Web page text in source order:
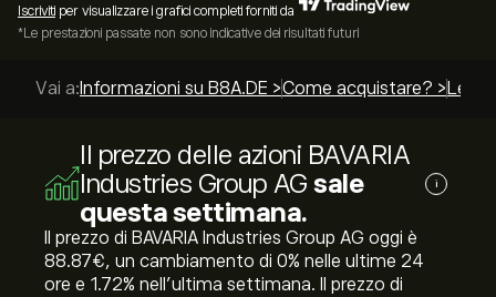
Iscriviti per visualizzare i grafici completi forniti da
*Le prestazioni passate non sono indicative dei risultati futuri
Vai a: Informazioni su B8A.DE >Come acquistare? > Le
Il prezzo delle azioni BAVARIA
Industries Group AG sale
questa settimana.
i
Il prezzo di BAVARIA Industries Group AG oggi è
88.87‎€‎, un cambiamento di ‎0‎% nelle ultime 24
ore e ‎1.72‎% nell'ultima settimana. Il prezzo di